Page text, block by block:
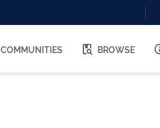
COMMUNITIES BROWSE